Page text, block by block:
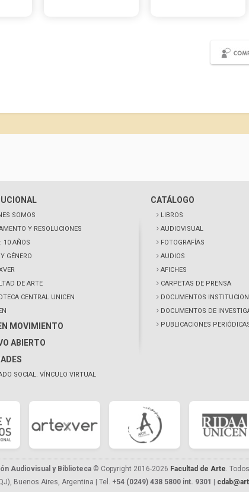
SOMOS
Y RESOLUCIONES
10 AÑOS
GÉNERO
DE ARTE
CENTRAL UNICEN
MOVIMIENTO
ABIERTO
SOCIAL. VÍNCULO VIRTUAL
CATÁLOGO
LIBROS
AUDIOVISUAL
FOTOGRAFÍAS
AUDIOS
AFICHES
CARPETAS DE PRENSA
DOCUMENTOS
DOCUMENTOS DE
PUBLICACIONES
Audiovisual y Biblioteca © Copyright 2016-2026 Facultad de Arte.
Buenos Aires, Argentina | Tel. +54 (0249) 438 5800 int. 9301